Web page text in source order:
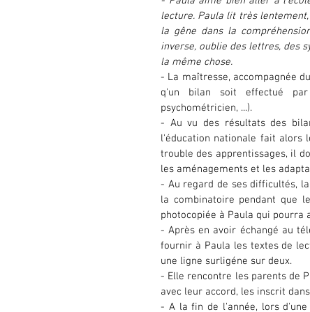
lecture. Paula lit très
la gêne dans la
inverse, oublie des lettres, des
la même chose.
- La maîtresse, accompagnée
q'un bilan soit effectué par
psychométricien, ...).
- Au vu des résultats des
l'éducation nationale fait alors
trouble des apprentissages, il
les aménagements et les
- Au regard de ses difficultés,
la combinatoire pendant que
photocopiée à Paula qui
- Après en avoir échangé au
fournir à Paula les textes de
une ligne surligéne sur deux.
- Elle rencontre les parents de
avec leur accord, les inscrit
- A la fin de l'année, lors